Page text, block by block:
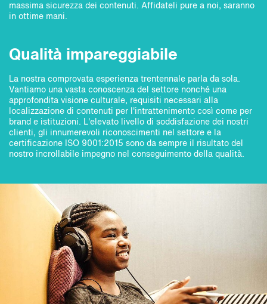
massima sicurezza dei contenuti. Affidateli pure a noi, saranno
in ottime mani.
Qualità impareggiabile
La nostra comprovata esperienza trentennale parla da sola.
Vantiamo una vasta conoscenza del settore nonché una
approfondita visione culturale, requisiti necessari alla
localizzazione di contenuti per l'intrattenimento così come per
brand e istituzioni. L'elevato livello di soddisfazione dei nostri
clienti, gli innumerevoli riconoscimenti nel settore e la
certificazione ISO 9001:2015 sono da sempre il risultato del
nostro incrollabile impegno nel conseguimento della qualità.